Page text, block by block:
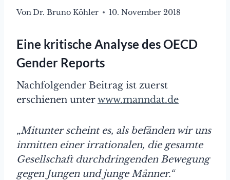
VonDr. Bruno Köhler 10. November 2018
Eine kritische Analyse des OECD
Gender Reports
Nachfolgender Beitrag ist zuerst
erschienen unterwww.manndat.de
„Mitunter scheint es, als befänden wir uns
inmitten einer irrationalen, die gesamte
Gesellschaft durchdringenden Bewegung
gegen Jungen und junge Männer.“